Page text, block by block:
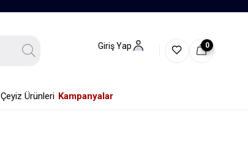
Giriş Yap 0
Çeyiz Ürünleri Kampanyalar